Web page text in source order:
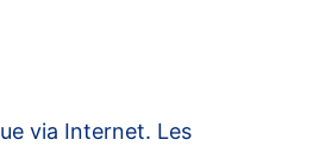
via Internet. Les